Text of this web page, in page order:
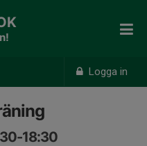
Logga in
18:30